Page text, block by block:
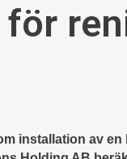
installation av